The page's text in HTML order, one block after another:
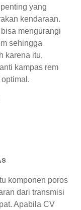
yang
kendaraan.
mengurangi
sehingga
karena itu,
kampas rem
komponen poros
dari transmisi
Apabila CV